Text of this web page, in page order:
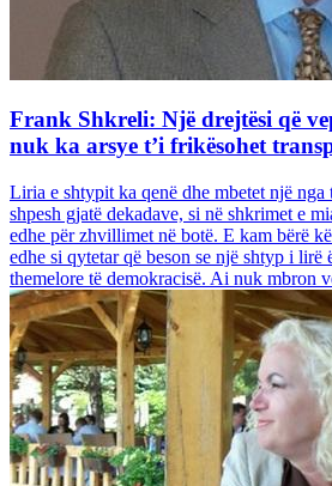
Frank Shkreli: Një drejtësi që
nuk ka arsye t’i frikësohet
Liria e shtypit ka qenë dhe mbetet një nga
shpesh gjatë dekadave, si në shkrimet e
edhe për zhvillimet në botë. E kam bërë
edhe si qytetar që beson se një shtyp i lirë
themelore të demokracisë. Ai nuk mbron